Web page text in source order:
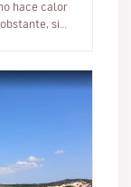
hace calor
si